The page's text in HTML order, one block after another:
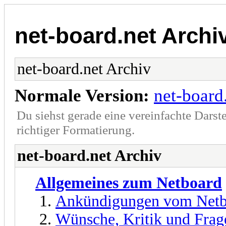
net-board.net
net-board.net Archiv
Normale Version: net-
Du siehst gerade eine vereinfachte
richtiger Formatierung.
net-board.net Archiv
Allgemeines zum Netboard
Ankündigungen vom
Wünsche, Kritik und